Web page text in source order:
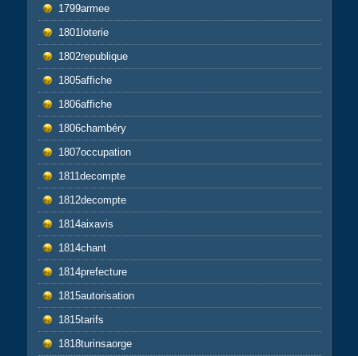
1799armee
1801loterie
1802republique
1805affiche
1806affiche
1806chambéry
1807occupation
1811decompte
1812decompte
1814aixavis
1814chant
1814prefecture
1815autorisation
1815tarifs
1818turinsaorge